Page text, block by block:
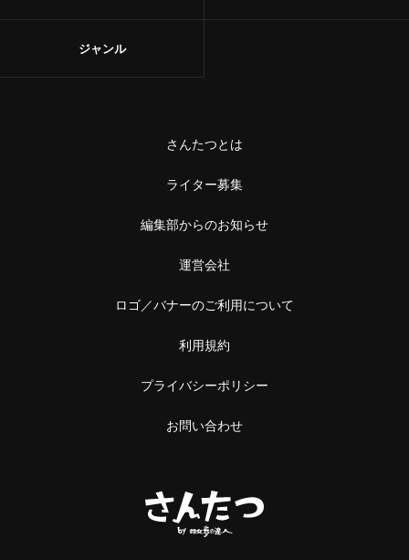
ジャンル
さんたつとは
ライター募集
編集部からのお知らせ
運営会社
ロゴ／バナーのご利用について
利用規約
プライバシーポリシー
お問い合わせ